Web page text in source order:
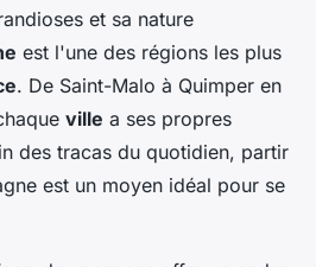
pour louer une
en
des ateliers de
balades en
et sa nature
est l'une des régions les plus
. De Saint-Malo à Quimper en
ville a ses propres
des tracas du quotidien, partir
est un moyen idéal pour se